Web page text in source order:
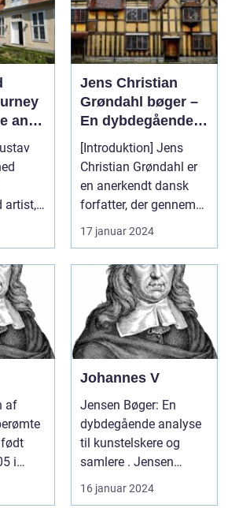
and
artist,
...
Jens Christian
Grøndahl bøger –
En dybdegående
præsentation af en
fremtrædende
forfatter indenfor
moderne litteratur
[Introduktion] Jens
Christian Grøndahl er
en anerkendt dansk
forfatter, der gennem
årene har skabt ...
17 januar 2024
af
i
a...
Johannes V
Jensen Bøger: En
dybdegående analyse
til kunstelskere og
samlere . Jensen
Bøger: En
dybdegående an...
16 januar 2024